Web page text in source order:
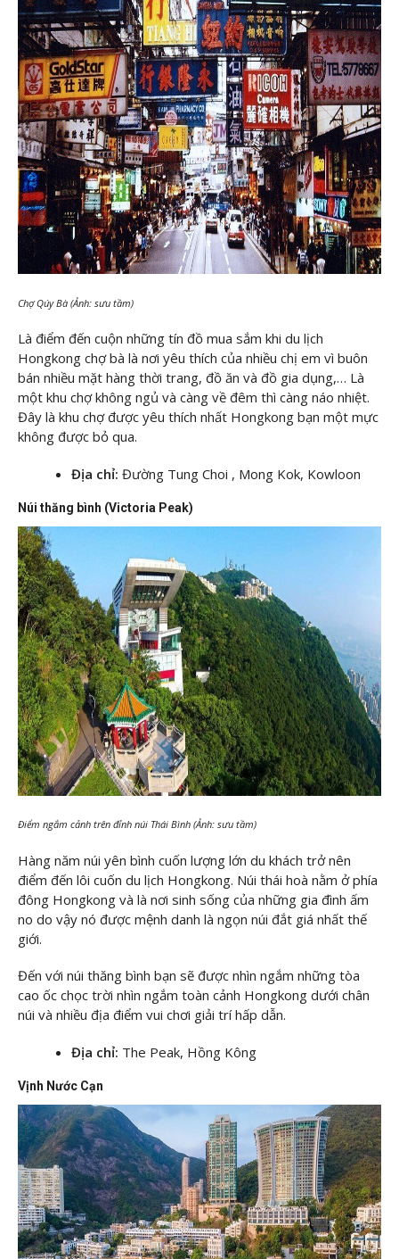
Chợ Qúy Bà (Ảnh: sưu tầm)
Là điểm đến cuộn những tín đồ mua sắm khi du lịch
Hongkong chợ bà là nơi yêu thích của nhiều chị em vì buôn
bán nhiều mặt hàng thời trang, đồ ăn và đồ gia dụng,… Là
một khu chợ không ngủ và càng về đêm thì càng náo nhiệt.
Đây là khu chợ được yêu thích nhất Hongkong bạn một mực
không được bỏ qua.
Địa chỉ: Đường Tung Choi , Mong Kok, Kowloon
Núi thăng bình (Victoria Peak)
Điểm ngắm cảnh trên đỉnh núi Thái Bình (Ảnh: sưu tầm)
Hàng năm núi yên bình cuốn lượng lớn du khách trở nên
điểm đến lôi cuốn du lịch Hongkong. Núi thái hoà nằm ở phía
đông Hongkong và là nơi sinh sống của những gia đình ấm
no do vậy nó được mệnh danh là ngọn núi đắt giá nhất thế
giới.
Đến với núi thăng bình bạn sẽ được nhìn ngắm những tòa
cao ốc chọc trời nhìn ngắm toàn cảnh Hongkong dưới chân
núi và nhiều địa điểm vui chơi giải trí hấp dẫn.
Địa chỉ: The Peak, Hồng Kông
Vịnh Nước Cạn